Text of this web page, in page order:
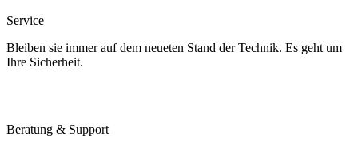
Service
Bleiben sie immer auf dem neueten Stand der Technik. Es geht um
Ihre Sicherheit.
Beratung & Support